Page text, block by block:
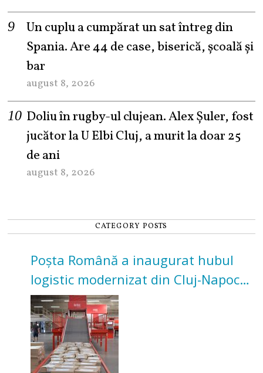
Un cuplu a cumpărat un sat întreg din
Spania. Are 44 de case, biserică, școală și
bar
august 8, 2026
Doliu în rugby-ul clujean. Alex Șuler, fost
jucător la U Elbi Cluj, a murit la doar 25
de ani
august 8, 2026
CATEGORY POSTS
Poșta Română a inaugurat hubul
logistic modernizat din Cluj-Napoca.
Investiție de 3 milioane de euro